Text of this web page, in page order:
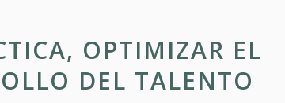
OPTIMIZAR EL
DEL TALENTO